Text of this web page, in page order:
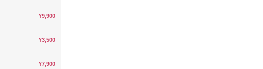
¥9,900
¥3,500
¥7,900